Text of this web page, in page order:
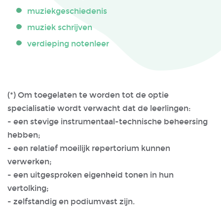
muziekgeschiedenis
muziek schrijven
verdieping notenleer
(*) Om toegelaten te worden tot de optie
specialisatie wordt verwacht dat de leerlingen:
- een stevige instrumentaal-technische beheersing
hebben;
- een relatief moeilijk repertorium kunnen
verwerken;
- een uitgesproken eigenheid tonen in hun
vertolking;
- zelfstandig en podiumvast zijn.